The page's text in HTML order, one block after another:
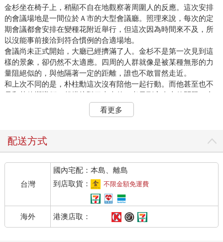
金杉坐在椅子上，稍顯不自在地觀察著周圍人的反應。這次安排
的會議場地是一間位於Ａ市的大型會議廳。照理來說，每次的定
期會議都會安排在變種花附近舉行，但這次因為時間來不及，所
以沒能事前接洽到符合慣例的合適場地。
會議尚未正式開始，大廳已經擠滿了人。金杉不是第一次見到這
樣的景象，卻仍然不太適應。四周的人群就像是被某種無形的力
量阻絕似的，與他隔著一定的距離，誰也不敢冒然走近。
和上次不同的是，朴柱勳這次沒有陪他一起行動。而他甚至也不
是和其他嚮導們一起搭接駁巴士來的。考量到安全上的問題，會
長堅持要親自接送他。這讓他不得不意識到，接下來的時間自己
或許都要獨自一人面對了。
圍。他雖然有問金杉需不需要自己陪在他身邊，但金杉拒絕了他
方的麻煩。
不過那個時候金杉倒是沒有想到自己會成為這麼多目光注視的焦
點，他頓時怯生生地縮成了一團。在上次的定期會議中，被這種
微妙氣氛包圍、獨自晾在人群中央的，不正是齊道海嗎？
齊道海那時的心情是不是也和他現在一樣呢？
「……」
雖然沒有人戳破那張紙，表明那場客運事故中齊道海在追捕的就
看更多
配送方式
台灣
國內宅配：本島、離島
到店取貨：
不限金額免運費
海外 港澳店取：